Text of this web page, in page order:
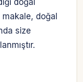
doğal
makale, doğal
size